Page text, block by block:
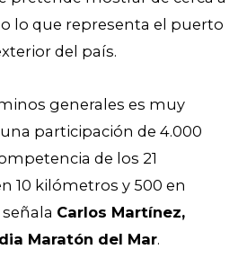
lo que representa el puerto
del país.
generales es muy
participación de 4.000
de los 21
10 kilómetros y 500 en
Carlos Martínez,
Maratón del Mar.